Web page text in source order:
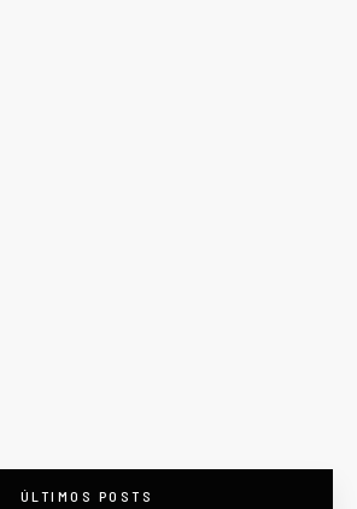
ÚLTIMOS POSTS